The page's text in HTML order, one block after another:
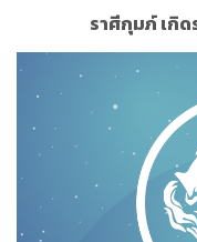
ราศีกุมภ์ เกิด